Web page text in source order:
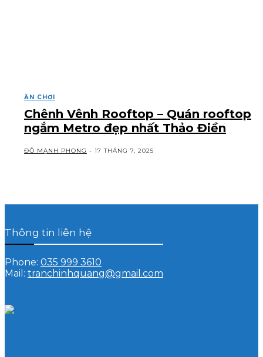
ĂN CHƠI
Chênh Vênh Rooftop – Quán rooftop
ngắm Metro đẹp nhất Thảo Điền
ĐỖ MẠNH PHONG - 17 THÁNG 7, 2025
Thông tin liên hệ
Phone: 035 999 3610
Mail: tranchinhquang@gmail.com